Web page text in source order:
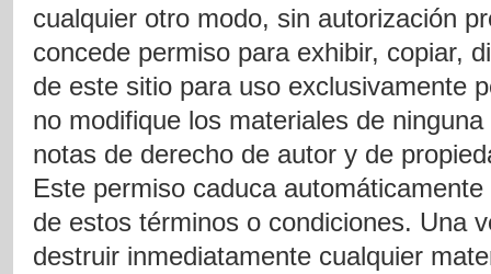
cualquier otro modo, sin autorización
concede permiso para exhibir, copiar,
de este sitio para uso exclusivamente
no modifique los materiales de
notas de derecho de autor y de
Este permiso caduca
de estos términos o condiciones. Una
destruir inmediatamente cualquier